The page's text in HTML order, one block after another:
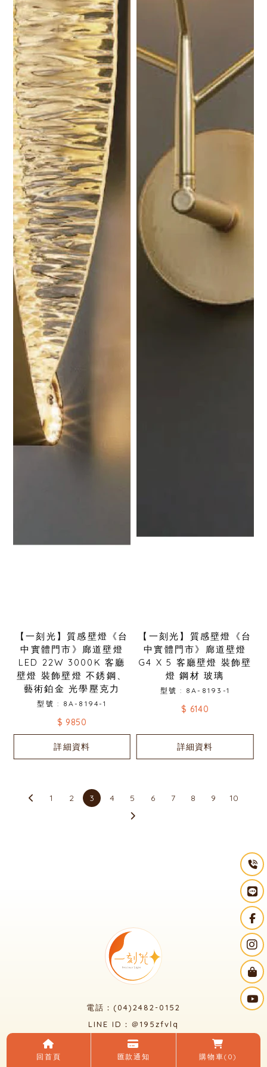
【一刻光】質感壁燈《台
中實體門市》廊道壁燈
LED 22W 3000K 客廳
壁燈 裝飾壁燈 不銹鋼、
藝術鉑金 光學壓克力
型號 : 8A-8194-1
$ 9850
詳細資料
【一刻光】質感壁燈《台
中實體門市》廊道壁燈
G4 X 5 客廳壁燈 裝飾壁
燈 鋼材 玻璃
型號 : 8A-8193-1
$ 6140
詳細資料
1 2 3 4 5 6 7 8 9 10
回首頁 匯款通知 購物車(0)
電話：(04)2482-0152
LINE ID：＠195zfvlq
信箱：yikeguang58@gmail.com
地址：台中市大里區國光路二段248號